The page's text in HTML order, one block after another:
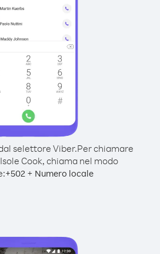
selettore Viber.Per chiamare
Cook, chiama nel modo
+502+ Numero locale